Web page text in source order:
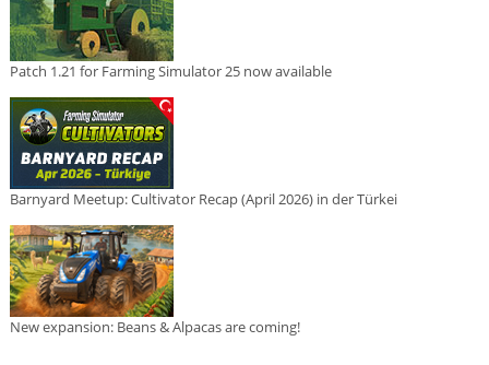
Patch 1.21 for Farming Simulator 25 now available
Barnyard Meetup: Cultivator Recap (April 2026) in der Türkei
New expansion: Beans & Alpacas are coming!